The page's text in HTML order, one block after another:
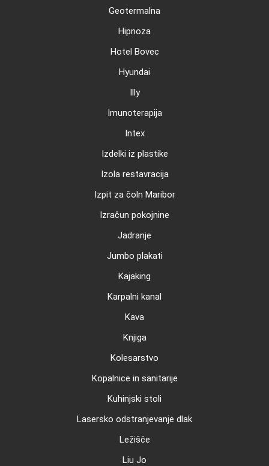
Geotermalna
Hipnoza
Hotel Bovec
Hyundai
Illy
Imunoterapija
Intex
Izdelki iz plastike
Izola restavracija
Izpit za čoln Maribor
Izračun pokojnine
Jadranje
Jumbo plakati
Kajaking
Karpalni kanal
Kava
Knjiga
Kolesarstvo
Kopalnice in sanitarije
Kuhinjski stoli
Lasersko odstranjevanje dlak
Ležišče
Liu Jo